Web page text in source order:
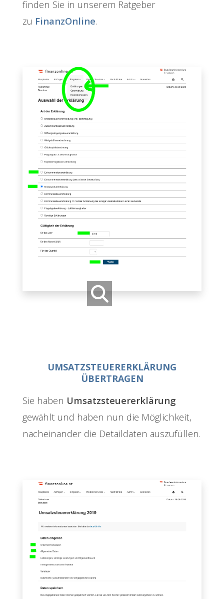
finden Sie in unserem Ratgeber
zu FinanzOnline.
UMSATZSTEUERERKLÄRUNG
ÜBERTRAGEN
Sie haben Umsatzsteuererklärung
gewählt und haben nun die Möglichkeit,
nacheinander die Detaildaten auszufüllen.